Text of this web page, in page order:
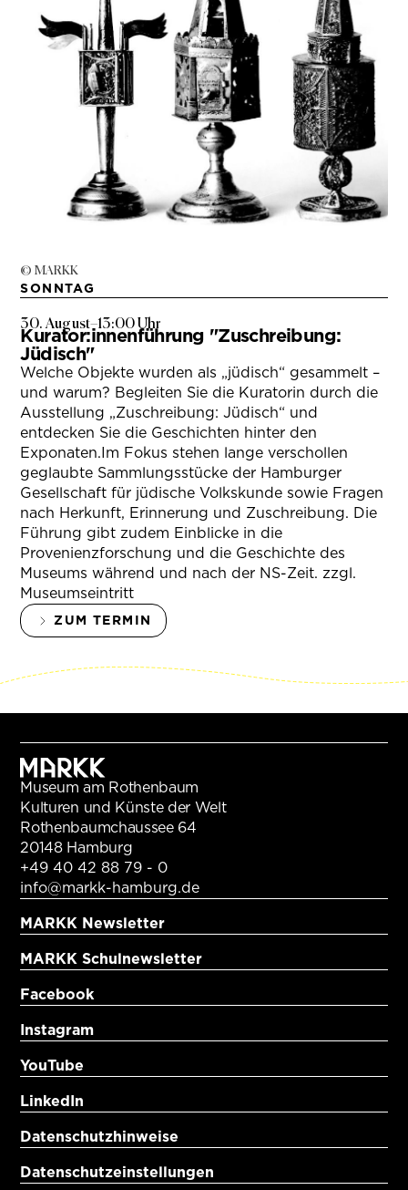
© MARKK
SONNTAG
30. August–13:00 Uhr
Kurator:innenführung "Zuschreibung:
Jüdisch"
Welche Objekte wurden als „jüdisch“ gesammelt –
und warum? Begleiten Sie die Kuratorin durch die
Ausstellung „Zuschreibung: Jüdisch“ und
entdecken Sie die Geschichten hinter den
Exponaten.Im Fokus stehen lange verschollen
geglaubte Sammlungsstücke der Hamburger
Gesellschaft für jüdische Volkskunde sowie Fragen
nach Herkunft, Erinnerung und Zuschreibung. Die
Führung gibt zudem Einblicke in die
Provenienzforschung und die Geschichte des
Museums während und nach der NS-Zeit. zzgl.
Museumseintritt
ZUM TERMIN
Museum am Rothenbaum
Kulturen und Künste der Welt
Rothenbaumchaussee 64
20148 Hamburg
+49 40 42 88 79 - 0
info@markk-hamburg.de
MARKK Newsletter
MARKK Schulnewsletter
Facebook
Instagram
YouTube
LinkedIn
Datenschutzhinweise
Datenschutzeinstellungen